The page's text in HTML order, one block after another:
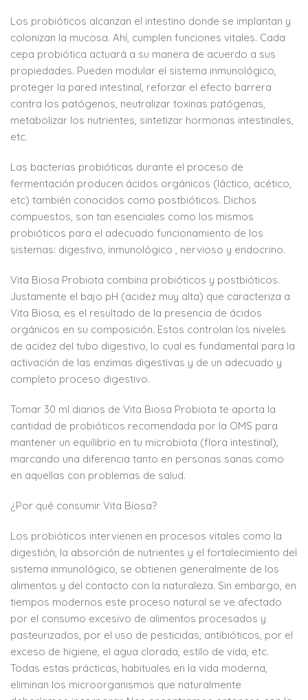
Los probióticos alcanzan el intestino donde se implantan y
colonizan la mucosa. Ahí, cumplen funciones vitales. Cada
cepa probiótica actuará a su manera de acuerdo a sus
propiedades. Pueden modular el sistema inmunológico,
proteger la pared intestinal, reforzar el efecto barrera
contra los patógenos, neutralizar toxinas patógenas,
metabolizar los nutrientes, sintetizar hormonas intestinales,
etc.
Las bacterias probióticas durante el proceso de
fermentación producen ácidos orgánicos (láctico, acético,
etc) también conocidos como postbióticos. Dichos
compuestos, son tan esenciales como los mismos
probióticos para el adecuado funcionamiento de los
sistemas: digestivo, inmunológico , nervioso y endocrino.
Vita Biosa Probiota combina probióticos y postbióticos.
Justamente el bajo pH (acidez muy alta) que caracteriza a
Vita Biosa, es el resultado de la presencia de ácidos
orgánicos en su composición. Estos controlan los niveles
de acidez del tubo digestivo, lo cual es fundamental para la
activación de las enzimas digestivas y de un adecuado y
completo proceso digestivo.
Tomar 30 ml diarios de Vita Biosa Probiota te aporta la
cantidad de probióticos recomendada por la OMS para
mantener un equilibrio en tu microbiota (flora intestinal),
marcando una diferencia tanto en personas sanas como
en aquellas con problemas de salud.
¿Por qué consumir Vita Biosa?
Los probióticos intervienen en procesos vitales como la
digestión, la absorción de nutrientes y el fortalecimiento del
sistema inmunológico, se obtienen generalmente de los
alimentos y del contacto con la naturaleza. Sin embargo, en
tiempos modernos este proceso natural se ve afectado
por el consumo excesivo de alimentos procesados y
pasteurizados, por el uso de pesticidas, antibióticos, por el
exceso de higiene, el agua clorada, estilo de vida, etc.
Todas estas prácticas, habituales en la vida moderna,
eliminan los microorganismos que naturalmente